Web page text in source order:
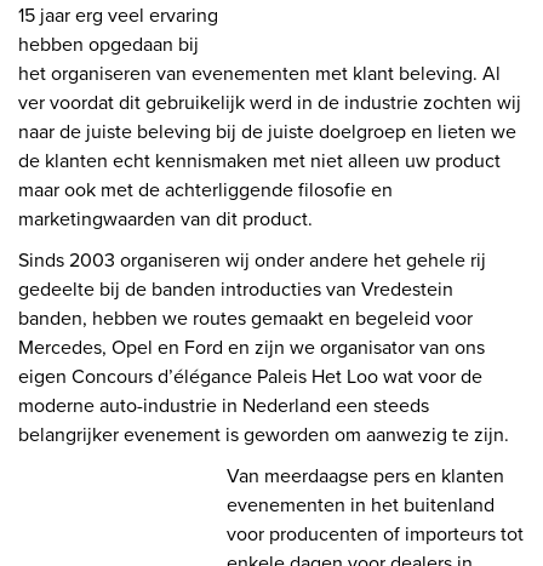
15 jaar erg veel ervaring
hebben opgedaan bij
het organiseren van evenementen met klant beleving. Al
ver voordat dit gebruikelijk werd in de industrie zochten wij
naar de juiste beleving bij de juiste doelgroep en lieten we
de klanten echt kennismaken met niet alleen uw product
maar ook met de achterliggende filosofie en
marketingwaarden van dit product.
Sinds 2003 organiseren wij onder andere het gehele rij
gedeelte bij de banden introducties van Vredestein
banden, hebben we routes gemaakt en begeleid voor
Mercedes, Opel en Ford en zijn we organisator van ons
eigen Concours d’élégance Paleis Het Loo wat voor de
moderne auto-industrie in Nederland een steeds
belangrijker evenement is geworden om aanwezig te zijn.
Van meerdaagse pers en klanten
evenementen in het buitenland
voor producenten of importeurs tot